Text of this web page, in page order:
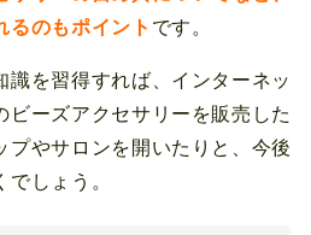
るのもポイント です。
識を習得すれば、インターネッ
ビーズアクセサリーを販売した
プやサロンを開いたりと、今後
しょう。